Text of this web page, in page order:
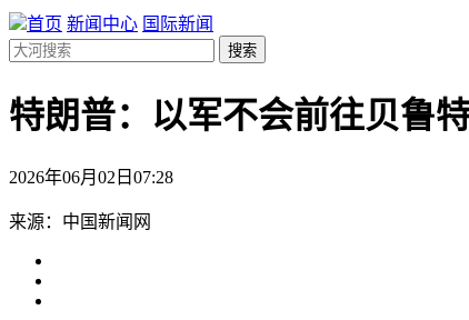
首页 新闻中心 国际新闻
搜索
特朗普：以军不会前往贝鲁
2026年06月02日07:28
来源：中国新闻网